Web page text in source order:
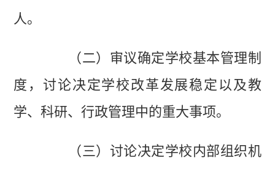
人。
（二）审议确定学校基本管理制
度，讨论决定学校改革发展稳定以及教
学、科研、行政管理中的重大事项。
（三）讨论决定学校内部组织机